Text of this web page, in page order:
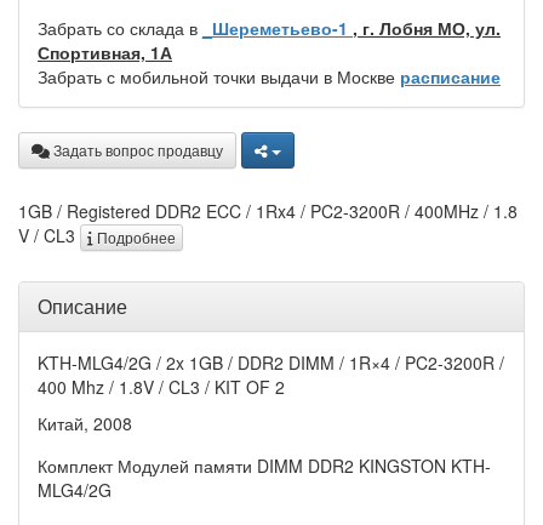
Забрать со склада в _Шереметьево-1 , г. Лобня МО, ул.
Спортивная, 1А
Забрать с мобильной точки выдачи в Москве расписание
Задать вопрос продавцу
1GB / Registered DDR2 ECC / 1Rx4 / PC2-3200R / 400MHz / 1.8
V / CL3
Подробнее
Описание
KTH-MLG4/2G / 2x 1GB / DDR2 DIMM / 1R×4 / PC2-3200R /
400 Mhz / 1.8V / CL3 / KIT OF 2
Китай, 2008
Комплект Модулей памяти DIMM DDR2 KINGSTON KTH-
MLG4/2G